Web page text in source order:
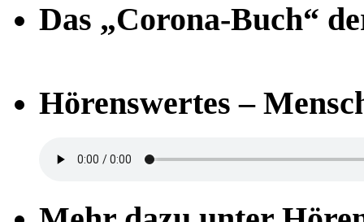
Das „Corona-Buch“
Hörenswertes –